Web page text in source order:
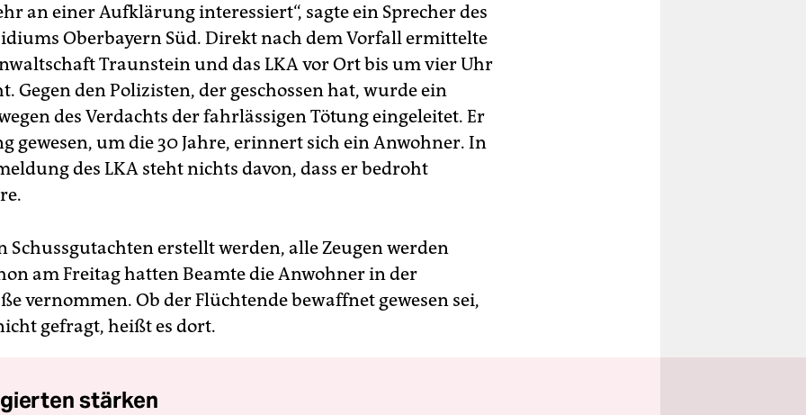
an einer Aufklärung interessiert“, sagte ein Sprecher des
Oberbayern Süd. Direkt nach dem Vorfall ermittelte
Traunstein und das LKA vor Ort bis um vier Uhr
Gegen den Polizisten, der geschossen hat, wurde ein
des Verdachts der fahrlässigen Tötung eingeleitet. Er
gewesen, um die 30 Jahre, erinnert sich ein Anwohner. In
des LKA steht nichts davon, dass er bedroht
Schussgutachten erstellt werden, alle Zeugen werden
am Freitag hatten Beamte die Anwohner in der
vernommen. Ob der Flüchtende bewaffnet gewesen sei,
gefragt, heißt es dort.
stärken